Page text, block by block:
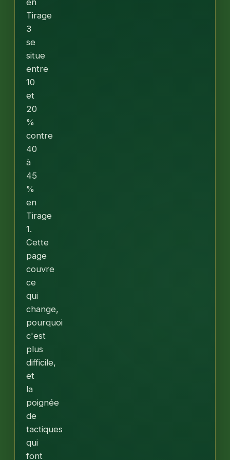
Tirage
3
se
situe
entre
10
et
20
%
contre
40
à
45
%
en
Tirage
1.
Cette
page
couvre
ce
qui
change,
pourquoi
c'est
plus
difficile,
et
la
poignée
de
tactiques
qui
font